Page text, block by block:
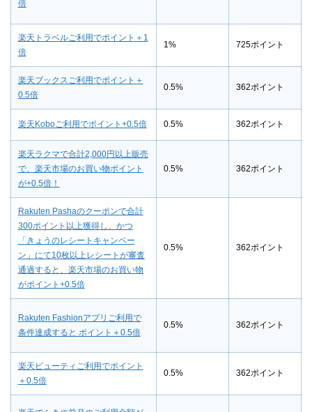
倍
楽天トラベルご利用でポイント＋1
倍
1% 725ポイント
楽天ブックスご利用でポイント＋
0.5倍
0.5% 362ポイント
楽天Koboご利用でポイント+0.5倍 0.5% 362ポイント
楽天ラクマで合計2,000円以上販売
で、楽天市場のお買い物ポイント
が+0.5倍！
0.5% 362ポイント
Rakuten Pashaのクーポンで合計
300ポイント以上獲得し、かつ
「きょうのレシートキャンペー
ン」にて10枚以上レシートが審査
通過すると、楽天市場のお買い物
がポイント+0.5倍
0.5% 362ポイント
Rakuten Fashionアプリご利用で
条件達成すると ポイント＋0.5倍
0.5% 362ポイント
楽天ビューティご利用でポイント
＋0.5倍
0.5% 362ポイント